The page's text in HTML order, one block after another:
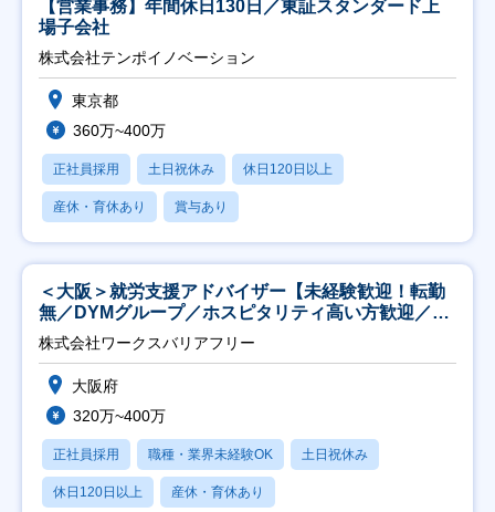
【営業事務】年間休日130日／東証スタンダード上
場子会社
株式会社テンポイノベーション
東京都
360万~400万
正社員採用 土日祝休み 休日120日以上
産休・育休あり 賞与あり
＜大阪＞就労支援アドバイザー【未経験歓迎！転勤
無／DYMグループ／ホスピタリティ高い方歓迎／土
日祝】
株式会社ワークスバリアフリー
大阪府
320万~400万
正社員採用 職種・業界未経験OK 土日祝休み
休日120日以上 産休・育休あり